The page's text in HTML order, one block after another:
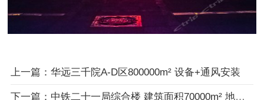
上一篇：华远三千院A-D区800000m² 设备+通风安装
下一篇：中铁二十一局综合楼 建筑面积70000m² 地源热泵中央空调设备及安装